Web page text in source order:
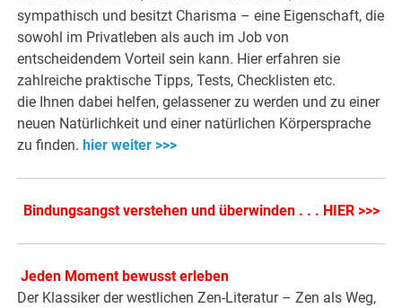
sympathisch und besitzt Charisma – eine Eigenschaft, die
sowohl im Privatleben als auch im Job von
entscheidendem Vorteil sein kann. Hier erfahren sie
zahlreiche praktische Tipps, Tests, Checklisten etc.
die Ihnen dabei helfen, gelassener zu werden und zu einer
neuen Natürlichkeit und einer natürlichen Körpersprache
zu finden. hier weiter >>>
Bindungsangst verstehen und überwinden . . . HIER >>>
Jeden Moment bewusst erleben
Der Klassiker der westlichen Zen-Literatur – Zen als Weg,